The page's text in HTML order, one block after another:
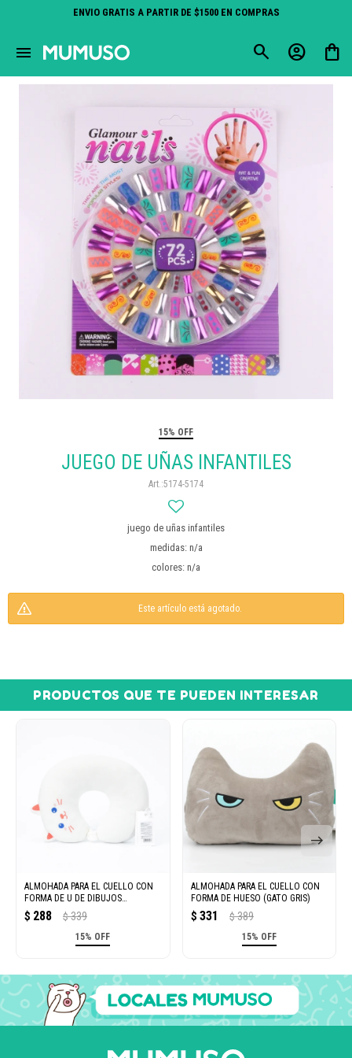
ENVIO GRATIS A PARTIR DE $1500 EN COMPRAS
menu
15% OFF
JUEGO DE UÑAS INFANTILES
5174-5174
juego de uñas infantiles
medidas: n/a
colores: n/a
Este artículo está agotado.
PRODUCTOS QUE TE PUEDEN INTERESAR
ALMOHADA PARA EL CUELLO CON
FORMA DE U DE DIBUJOS
ANIMADOS (GATO BLANCO)
$ 288 $ 339
15% OFF
ALMOHADA PARA EL CUELLO CON
FORMA DE HUESO (GATO GRIS)
$ 331 $ 389
15% OFF
close